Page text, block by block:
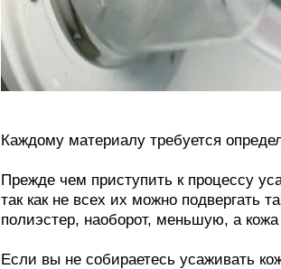
Каждому материалу требуется
Прежде чем приступить к процессу
так как не всех их можно подвергать
полиэстер, наоборот, меньшую, а
Если вы не собираетесь усаживать